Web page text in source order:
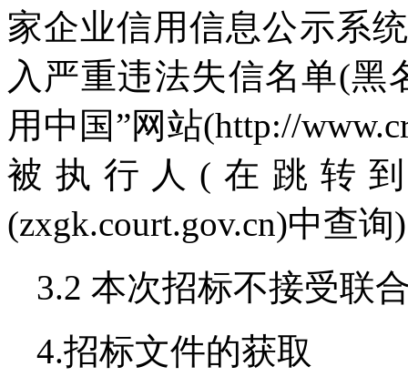
家企业信用信息公示系
入严重违法失信名单(黑
用中国”网站(http://
被执行人(在跳转
(zxgk.court.gov.cn)中查
3.2 本次招标不接受联
4.招标文件的获取